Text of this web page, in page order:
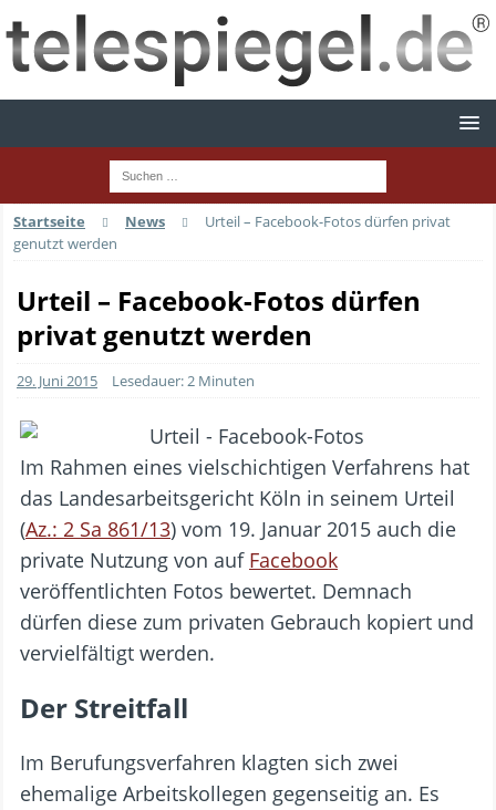
Startseite News
Urteil – Facebook-Fotos dürfen privat
genutzt werden
Urteil – Facebook-Fotos dürfen
privat genutzt werden
29. Juni 2015 Lesedauer: 2 Minuten
Im Rahmen eines vielschichtigen Verfahrens hat
das Landesarbeitsgericht Köln in seinem Urteil
(Az.: 2 Sa 861/13) vom 19. Januar 2015 auch die
private Nutzung von auf Facebook
veröffentlichten Fotos bewertet. Demnach
dürfen diese zum privaten Gebrauch kopiert und
vervielfältigt werden.
Der Streitfall
Im Berufungsverfahren klagten sich zwei
ehemalige Arbeitskollegen gegenseitig an. Es